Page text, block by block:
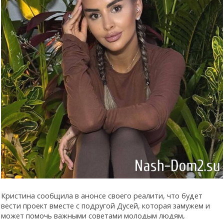
Кристина сообщила в анонсе своего реалити, что будет
вести проект вместе с подругой Дусей, которая замужем и
может помочь важными советами молодым людям,